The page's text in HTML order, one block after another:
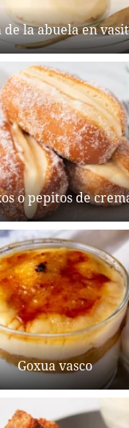
de la abuela en
o pepitos de
Goxua vasco